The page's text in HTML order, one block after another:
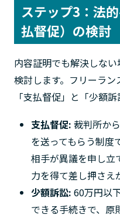
ステップ3：法
払督促）の検討
内容証明でも解決しな
検討します。フリーラ
「支払督促」と「少額訴
支払督促: 裁判所か
を送ってもらう制度
相手が異議を申し立
力を得て差し押さえ
少額訴訟: 60万円以
できる手続きで、原